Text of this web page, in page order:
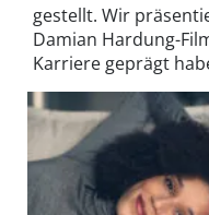
gestellt. Wir
Damian Hardung-
Karriere geprägt